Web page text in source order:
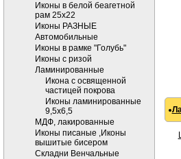
Иконы в белой беагетной
рам 25х22
Иконы РАЗНЫЕ
Автомобильные
Иконы в рамке "Голубь"
Иконы с ризой
Ламинированные
Икона с освященной
частицей покрова
Иконы ламинированные
9,5х6,5
МДФ, лакированные
Иконы писаные ,Иконы
вышитые бисером
Складни Венчальные